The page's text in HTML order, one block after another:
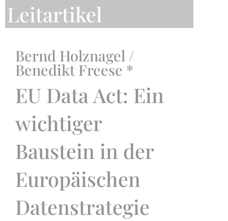
Leitartikel
Bernd Holznagel /
Benedikt Freese *
EU Data Act: Ein
wichtiger
Baustein in der
Europäischen
Datenstrategie